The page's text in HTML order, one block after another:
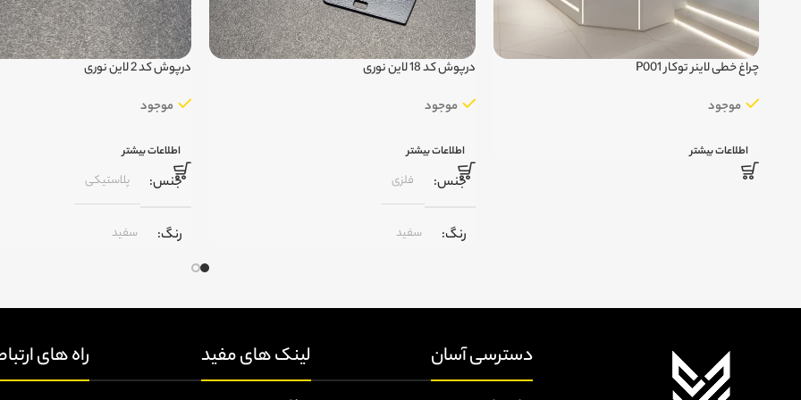
چراغ خطی لاینر توکار P001
موجود
اطلاعات بیشتر
درپوش کد 18 لاین نوری
موجود
اطلاعات بیشتر
جنس فلزی
رنگ
سفید
تعداد پیچ 2
درپوش کد 2 لاین نوری
موجود
اطلاعات بیشتر
جنس پلاستیکی
رنگ
سفید
دسترسی آسان لینک های مفید راه های